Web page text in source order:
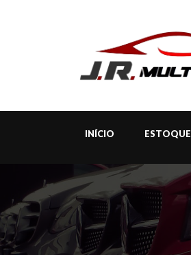
INÍCIO ESTOQUE